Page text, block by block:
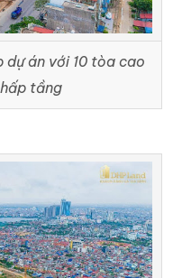
dự án với 10 tòa cao
tầng